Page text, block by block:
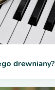
drewniany?